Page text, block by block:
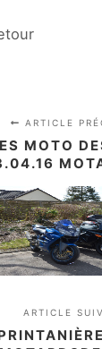
ARTICLE
MOTO
ARTICLE